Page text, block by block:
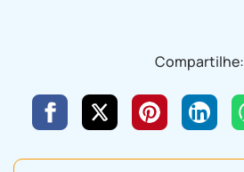
Compartilhe: